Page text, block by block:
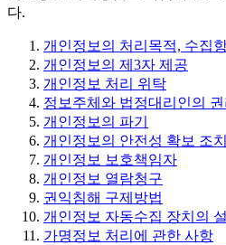
다.
개인정보의 처리목적, 수집
개인정보의 제3자 제공
개인정보 처리 위탁
정보주체와 법정대리인의
개인정보의 파기
개인정보의 안전성 확보 조치
개인정보 보호책임자
개인정보 열람청구
권익침해 구제방법
개인정보 자동수집 장치의
가명정보 처리에 관한 사항